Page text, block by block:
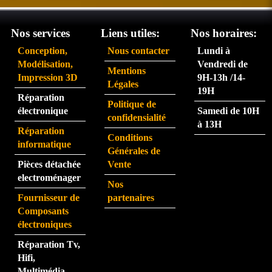
ait du
servi
partic
ulière
ment
rapid
e.
ent
très
eme
nt.
pers
onne
Nos services
Conception,
Modélisation,
Impression 3D
Réparation
électronique
Réparation
informatique
Pièces détachée
electroménager
Fournisseur de
Composants
électroniques
Réparation Tv,
Hifi,
Liens utiles:
Nous contacter
Mentions
Légales
Politique de
confidensialité
Conditions
Générales de
Vente
Nos
partenaires
Nos horaires:
Lundi à
Vendredi de
9H-13h /14-
19H
Samedi de 10H
à 13H